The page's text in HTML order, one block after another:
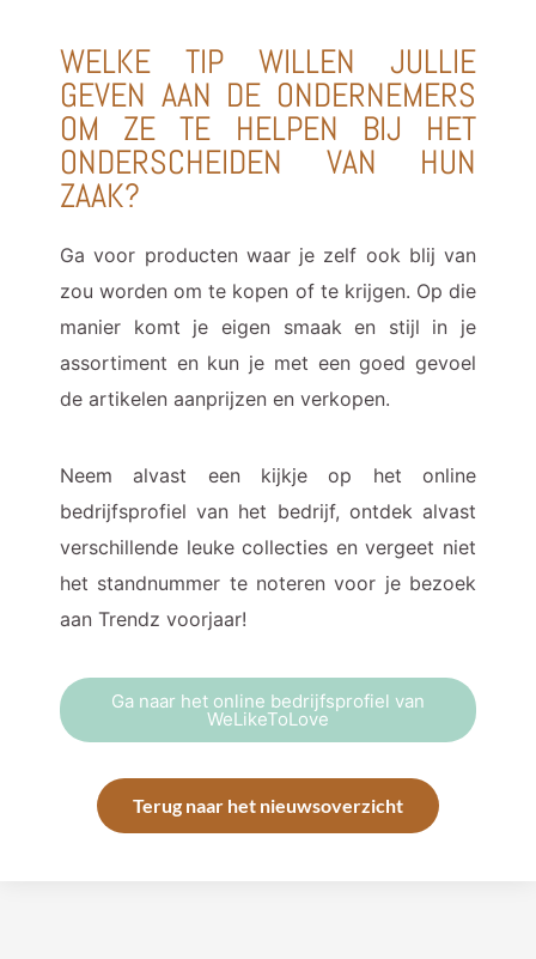
WELKE TIP WILLEN JULLIE
GEVEN AAN DE ONDERNEMERS
OM ZE TE HELPEN BIJ HET
ONDERSCHEIDEN VAN HUN
ZAAK?
Ga voor producten waar je zelf ook blij van
zou worden om te kopen of te krijgen. Op die
manier komt je eigen smaak en stijl in je
assortiment en kun je met een goed gevoel
de artikelen aanprijzen en verkopen.
Neem alvast een kijkje op het online
bedrijfsprofiel van het bedrijf, ontdek alvast
verschillende leuke collecties en vergeet niet
het standnummer te noteren voor je bezoek
aan Trendz voorjaar!
Ga naar het online bedrijfsprofiel van
WeLikeToLove
Terug naar het nieuwsoverzicht